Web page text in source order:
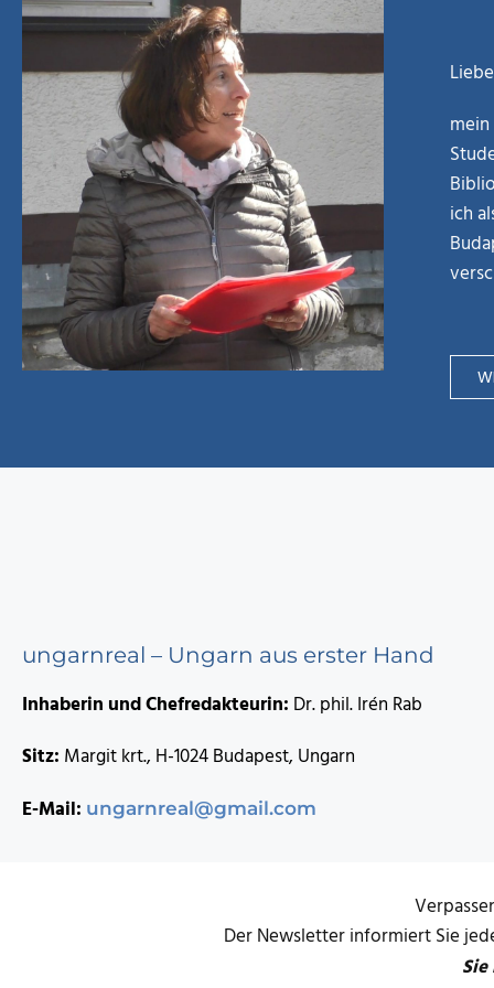
ich
ungarnreal – Ungarn aus erster Hand
Inhaberin und Chefredakteurin: Dr. phil. Irén Rab
Sitz: Margit krt., H-1024 Budapest, Ungarn
E-Mail: ungarnreal@gmail.com
Der Newsletter informiert Sie